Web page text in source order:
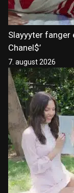
Slayyyter fanger
Chanel$’
7. august 2026